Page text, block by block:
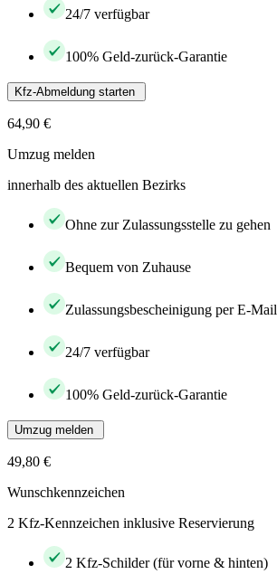
24/7 verfügbar
100% Geld-zurück-Garantie
Kfz-Abmeldung starten
64,90 €
Umzug melden
innerhalb des aktuellen Bezirks
Ohne zur Zulassungsstelle zu gehen
Bequem von Zuhause
Zulassungsbescheinigung per E-Mail
24/7 verfügbar
100% Geld-zurück-Garantie
Umzug melden
49,80 €
Wunschkennzeichen
2 Kfz-Kennzeichen inklusive Reservierung
2 Kfz-Schilder (für vorne & hinten)